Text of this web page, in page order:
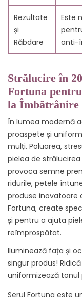
Rezultate
și
Răbdare
Este
anti-
Strălucire în
Fortuna
la Îmbătrânire
În lumea modernă
proaspete și
mulți. Poluarea,
pielea de
provoca semne
ridurile, petele
produse inovatoare
Fortuna, create
și pentru a ajuta
reîmprospătat.
Iluminează fața și
singur produs!
uniformizează tonul
Serul Fortuna este